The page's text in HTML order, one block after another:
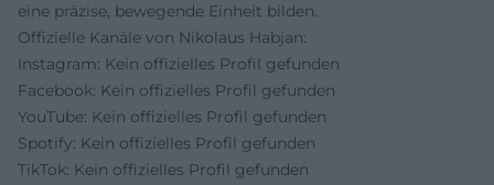
eine präzise, bewegende Einheit bilden.
Offizielle Kanäle von Nikolaus Habjan:
Instagram: Kein offizielles Profil gefunden
Facebook: Kein offizielles Profil gefunden
YouTube: Kein offizielles Profil gefunden
Spotify: Kein offizielles Profil gefunden
TikTok: Kein offizielles Profil gefunden